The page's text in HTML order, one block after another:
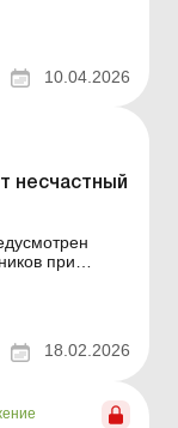
по теме:
без вести:
10.04.2026
несчастный
при
на
18.02.2026